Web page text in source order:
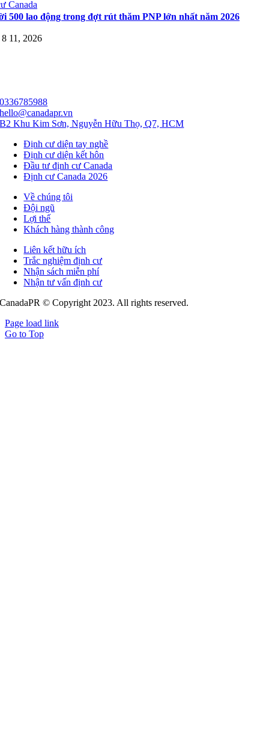
Canada
500 lao động trong đợt rút thăm PNP lớn nhất năm 2026
11, 2026
0336785988
hello@canadapr.vn
B2 Khu Kim Sơn, Nguyễn Hữu Thọ, Q7, HCM
Định cư diện tay nghề
Định cư diện kết hôn
Đầu tư định cư Canada
Định cư Canada 2026
Về chúng tôi
Đội ngũ
Lợi thế
Khách hàng thành công
Liên kết hữu ích
Trắc nghiệm định cư
Nhận sách miễn phí
Nhận tư vấn định cư
CanadaPR © Copyright 2023. All rights reserved.
Page load link
Go to Top